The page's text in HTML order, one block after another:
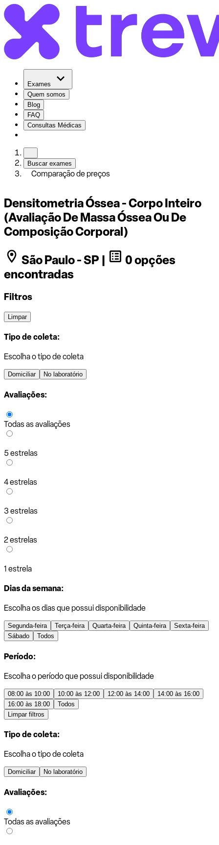
Exames
Quem somos
Blog
FAQ
Consultas Médicas
Buscar exames
Comparação de preços
Densitometria Óssea - Corpo Inteiro
(Avaliação De Massa Óssea Ou De
Composição Corporal)
São Paulo - SP |
0 opções
encontradas
Filtros
Limpar
Tipo de coleta:
Escolha o tipo de coleta
Domiciliar No laboratório
Avaliações:
Todas as avaliações
5 estrelas
4 estrelas
3 estrelas
2 estrelas
1 estrela
Dias da semana:
Escolha os dias que possui disponibilidade
Segunda-feira Terça-feira Quarta-feira Quinta-feira
Sexta-feira
Sábado
Todos
Período:
Escolha o período que possui disponibilidade
08:00 às 10:00 10:00 às 12:00 12:00 às 14:00
14:00 às 16:00
16:00 às 18:00
Todos
Limpar filtros
Tipo de coleta:
Escolha o tipo de coleta
Domiciliar No laboratório
Avaliações:
Todas as avaliações